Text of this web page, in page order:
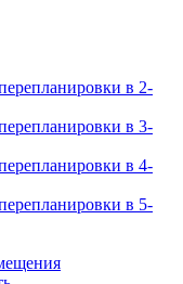
в 2-
в 3-
в 4-
в 5-